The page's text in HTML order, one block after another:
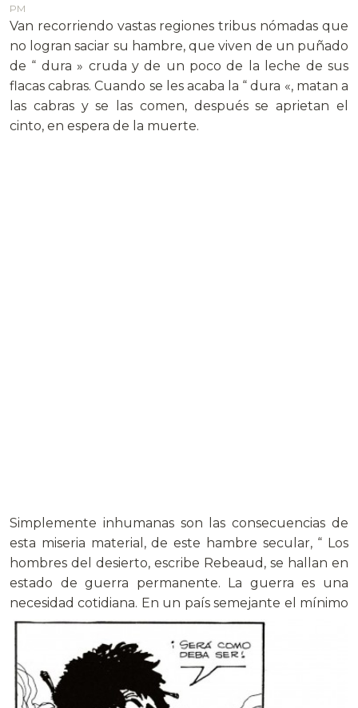
PM
Van recorriendo vastas regiones tribus nómadas que
no logran saciar su hambre, que viven de un puñado
de “ dura » cruda y de un poco de la leche de sus
flacas cabras. Cuando se les acaba la “ dura «, matan a
las cabras y se las comen, después se aprietan el
cinto, en espera de la muerte.
Simplemente inhumanas son las consecuencias de
esta miseria material, de este hambre secular, “ Los
hombres del desierto, escribe Rebeaud, se hallan en
estado de guerra permanente. La guerra es una
necesidad cotidiana. En un paíssemejante el mínimo